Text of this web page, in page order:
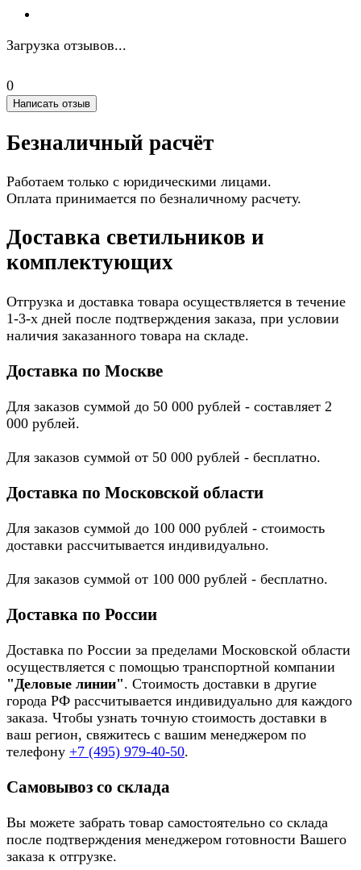
Загрузка отзывов...
0
Написать отзыв
Безналичный расчёт
Работаем только с юридическими лицами.
Оплата принимается по безналичному расчету.
Доставка светильников и
комплектующих
Отгрузка и доставка товара осуществляется в течение
1-3-х дней после подтверждения заказа, при условии
наличия заказанного товара на складе.
Доставка по Москве
Для заказов суммой до 50 000 рублей - составляет 2
000 рублей.
Для заказов суммой от 50 000 рублей - бесплатно.
Доставка по Московской области
Для заказов суммой до 100 000 рублей - стоимость
доставки рассчитывается индивидуально.
Для заказов суммой от 100 000 рублей - бесплатно.
Доставка по России
Доставка по России за пределами Московской области
осуществляется с помощью транспортной компании
"Деловые линии". Стоимость доставки в другие
города РФ рассчитывается индивидуально для каждого
заказа. Чтобы узнать точную стоимость доставки в
ваш регион, свяжитесь с вашим менеджером по
телефону +7 (495) 979-40-50.
Самовывоз со склада
Вы можете забрать товар самостоятельно со склада
после подтверждения менеджером готовности Вашего
заказа к отгрузке.